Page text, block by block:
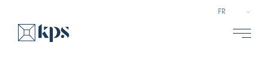
Select a